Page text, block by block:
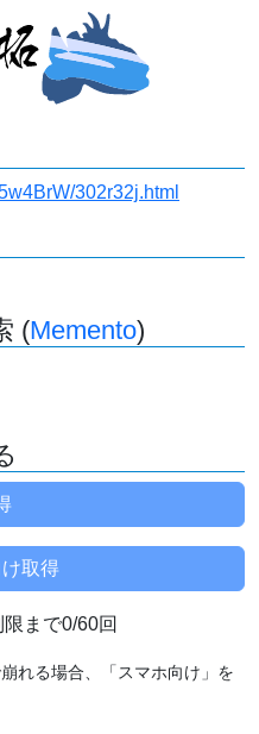
302r32j.html
(Memento)
まで0/60回
れる場合、「スマホ向け」を